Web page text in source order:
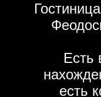
Есть
есть